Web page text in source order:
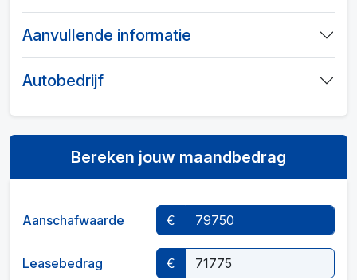
Aanvullende informatie
Autobedrijf
Bereken jouw maandbedrag
Aanschafwaarde €
Leasebedrag €